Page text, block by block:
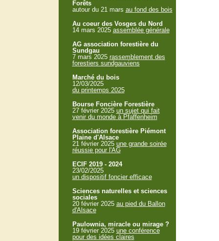
Forêts
autour du 21 mars au fond des bois
Au coeur des Vosges du Nord
14 mars 2025 assemblée générale
AG association forestière du
Sundgau
7 mars 2025 rassemblement des
forestiers sundgauviens
Marché du bois
12/03/2025
du printemps 2025
Bourse Foncière Forestière
27 février 2025 un sujet qui fait
venir du monde à Pfaffenheim
Association forestière Piémont
Plaine d'Alsace
21 février 2025 une grande soirée
réussie pour l'AG
ECIF 2019 - 2024
23/02/2025
un dispositif foncier efficace
Sciences naturelles et sciences
sociales
20 février 2025 au pied du Ballon
d'Alsace
Paulownia, miracle ou mirage ?
19 février 2025 une conférence
pour des idées claires